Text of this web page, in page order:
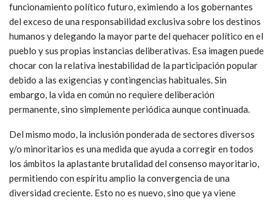
funcionamiento político futuro, eximiendo a los gobernantes
del exceso de una responsabilidad exclusiva sobre los destinos
humanos y delegando la mayor parte del quehacer político en el
pueblo y sus propias instancias deliberativas. Esa imagen puede
chocar con la relativa inestabilidad de la participación popular
debido a las exigencias y contingencias habituales. Sin
embargo, la vida en común no requiere deliberación
permanente, sino simplemente periódica aunque continuada.
Del mismo modo, la inclusión ponderada de sectores diversos
y/o minoritarios es una medida que ayuda a corregir en todos
los ámbitos la aplastante brutalidad del consenso mayoritario,
permitiendo con espíritu amplio la convergencia de una
diversidad creciente. Esto no es nuevo, sino que ya viene